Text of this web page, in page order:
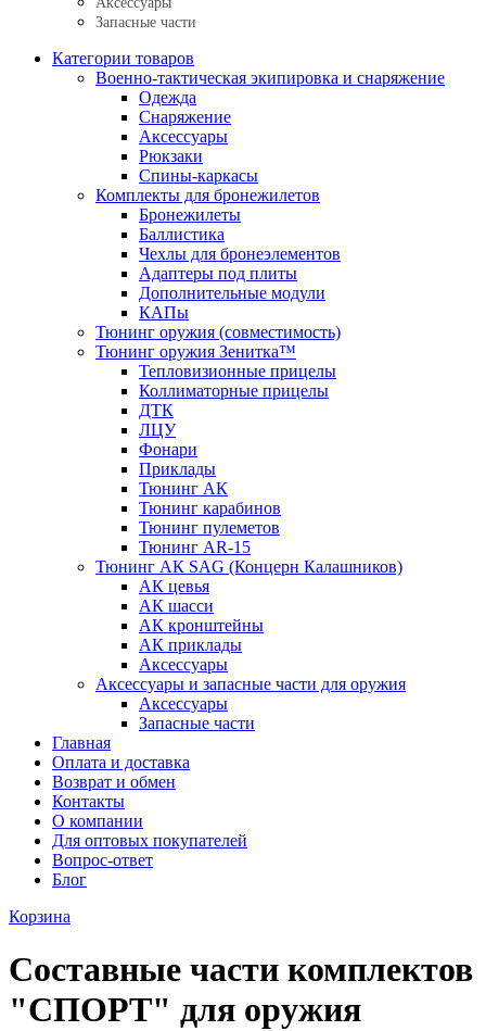
Запасные части
Категории товаров
Военно-тактическая экипировка и снаряжение
Одежда
Снаряжение
Аксессуары
Рюкзаки
Спины-каркасы
Комплекты для бронежилетов
Бронежилеты
Баллистика
Чехлы для бронеэлементов
Адаптеры под плиты
Дополнительные модули
КАПы
Тюнинг оружия (совместимость)
Тюнинг оружия Зенитка™
Тепловизионные прицелы
Коллиматорные прицелы
ДТК
ЛЦУ
Фонари
Приклады
Тюнинг АК
Тюнинг карабинов
Тюнинг пулеметов
Тюнинг AR-15
Тюнинг АК SAG (Концерн Калашников)
АК цевья
АК шасси
АК кронштейны
АК приклады
Аксессуары
Аксессуары и запасные части для оружия
Аксессуары
Запасные части
Главная
Оплата и доставка
Возврат и обмен
Контакты
О компании
Для оптовых покупателей
Вопрос-ответ
Блог
Корзина
Составные части комплектов
"СПОРТ" для оружия